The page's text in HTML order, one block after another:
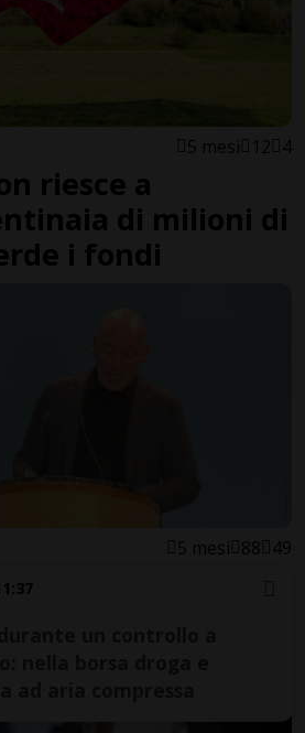
5 mesi 12 4
riesce a
di milioni di
i fondi
5 mesi 88 49
Dadò attacca
Gobbi e Zali se